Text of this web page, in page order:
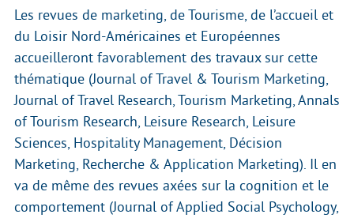
Les revues de marketing, de Tourisme, de l’accueil et
du Loisir Nord-Américaines et Européennes
accueilleront favorablement des travaux sur cette
thématique (Journal of Travel & Tourism Marketing,
Journal of Travel Research, Tourism Marketing, Annals
of Tourism Research, Leisure Research, Leisure
Sciences, Hospitality Management, Décision
Marketing, Recherche & Application Marketing). Il en
va de même des revues axées sur la cognition et le
comportement (Journal of Applied Social Psychology,